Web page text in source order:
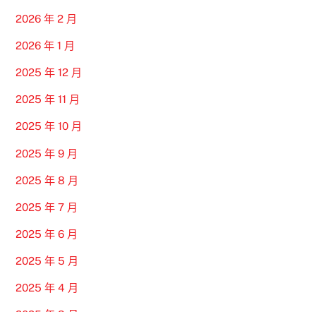
2026 年 2 月
2026 年 1 月
2025 年 12 月
2025 年 11 月
2025 年 10 月
2025 年 9 月
2025 年 8 月
2025 年 7 月
2025 年 6 月
2025 年 5 月
2025 年 4 月